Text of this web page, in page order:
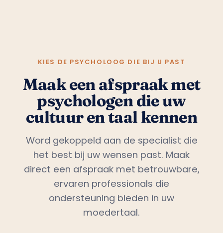
KIES DE PSYCHOLOOG DIE BIJ U PAST
Maak een afspraak met
psychologen die uw
cultuur en taal kennen
Word gekoppeld aan de specialist die
het best bij uw wensen past. Maak
direct een afspraak met betrouwbare,
ervaren professionals die
ondersteuning bieden in uw
moedertaal.